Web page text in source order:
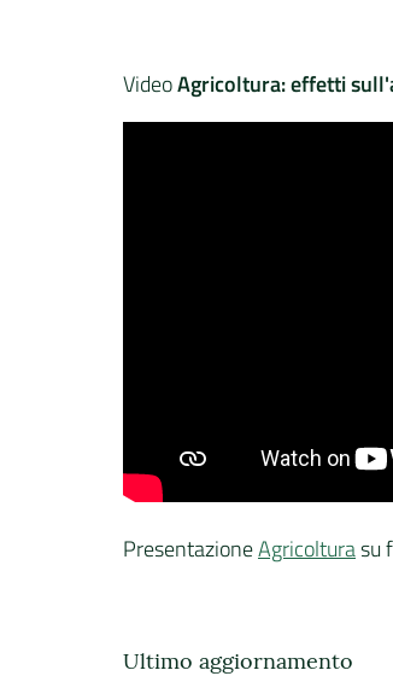
VideoAgricoltura: effetti
PresentazioneAgricolturasu
Ultimo aggiornamento